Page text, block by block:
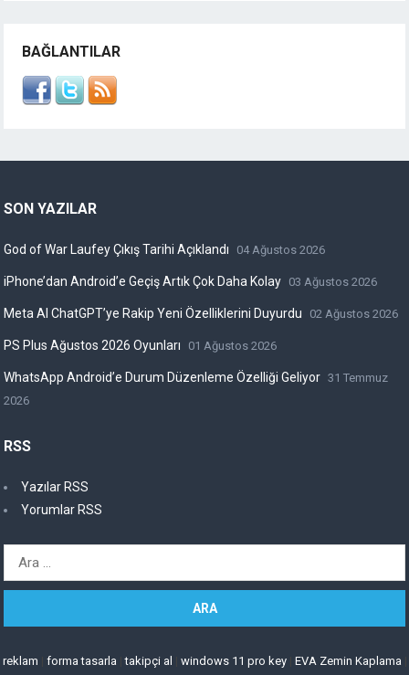
BAĞLANTILAR
SON YAZILAR
God of War Laufey Çıkış Tarihi Açıklandı 04 Ağustos 2026
iPhone’dan Android’e Geçiş Artık Çok Daha Kolay 03 Ağustos 2026
Meta AI ChatGPT’ye Rakip Yeni Özelliklerini Duyurdu 02 Ağustos 2026
PS Plus Ağustos 2026 Oyunları 01 Ağustos 2026
WhatsApp Android’e Durum Düzenleme Özelliği Geliyor 31 Temmuz
2026
RSS
Yazılar RSS
Yorumlar RSS
Arama:
reklam forma tasarla |takipçi al windows 11 pro key| EVA Zemin Kaplama